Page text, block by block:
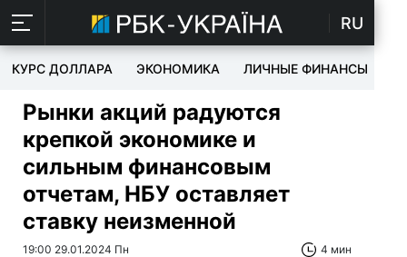
RU
КУРС ДОЛЛАРА ЭКОНОМИКА ЛИЧНЫЕ ФИНАНСЫ
Рынки акций радуются
крепкой экономике и
сильным финансовым
отчетам, НБУ оставляет
ставку неизменной
19:00 29.01.2024 Пн 4 мин